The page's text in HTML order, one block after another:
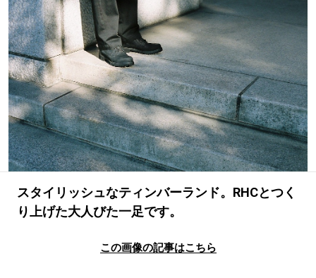
#注目のタグ
#SHOPPING ADDICT #憧れの逸品
#ESSENTIAL DESIGNS #古着サミット
#NEW VINTAGE #マイナーグッド図鑑
#路地裏てぃーん。 #MONTHLY JOURNAL
#GH 銘品の所以 #フイナムのYouTube
#Commune H #FOCUS IT #AH.H
#ととけん #FASHION #MUSIC #MOVIE
#LIFESTYLE #SNEAKER #OUTDOOR
#SPORTS #HANDSOME HANDBOOK
スタイリッシュなティンバーランド。RHCとつく
り上げた大人びた一足です。
この画像の記事はこちら